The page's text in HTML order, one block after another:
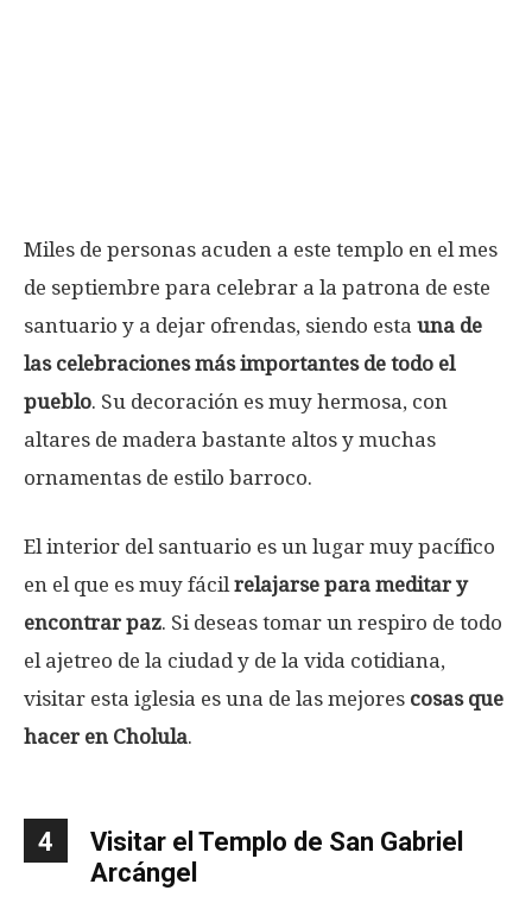
Miles de personas acuden a este templo en el mes
de septiembre para celebrar a la patrona de este
santuario y a dejar ofrendas, siendo esta una de
las celebraciones más importantes de todo el
pueblo. Su decoración es muy hermosa, con
altares de madera bastante altos y muchas
ornamentas de estilo barroco.
El interior del santuario es un lugar muy pacífico
en el que es muy fácil relajarse para meditar y
encontrar paz. Si deseas tomar un respiro de todo
el ajetreo de la ciudad y de la vida cotidiana,
visitar esta iglesia es una de las mejores cosas que
hacer en Cholula.
4
Visitar el Templo de San Gabriel
Arcángel